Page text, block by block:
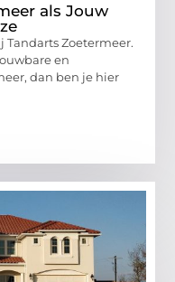
als Jouw
Zoetermeer.
en
dan ben je hier